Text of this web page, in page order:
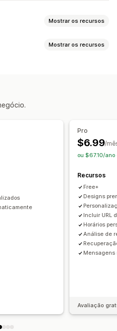
Mostrar os recursos
Mostrar os recursos
dinheiro na entrega
Janela de chat
Pro
$6.99/
ou $67.10/
Recursos
Free+
Designs
Incluir URL
Horários
Análise de
Mensagens
Avaliação